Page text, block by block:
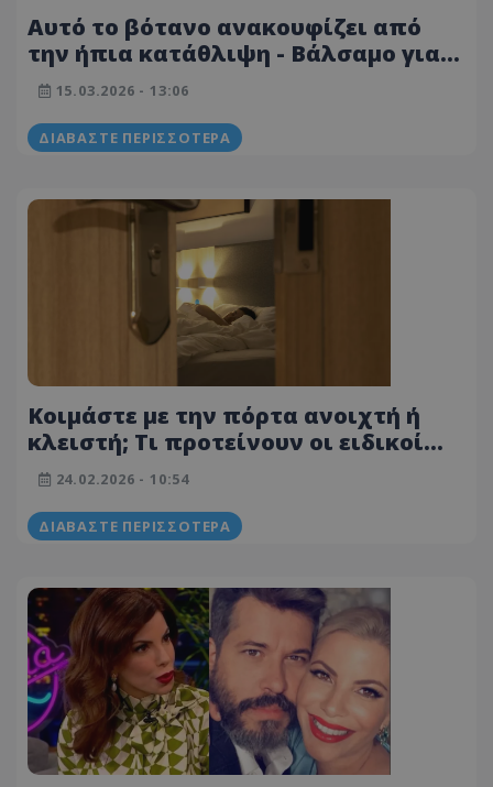
Αυτό το βότανο ανακουφίζει από
την ήπια κατάθλιψη - Βάλσαμο για
τη ψυχή
15.03.2026 - 13:06
ΔΙΑΒΆΣΤΕ ΠΕΡΙΣΣΌΤΕΡΑ
Κοιμάστε με την πόρτα ανοιχτή ή
κλειστή; Τι προτείνουν οι ειδικοί
για καλύτερο ύπνο
24.02.2026 - 10:54
ΔΙΑΒΆΣΤΕ ΠΕΡΙΣΣΌΤΕΡΑ